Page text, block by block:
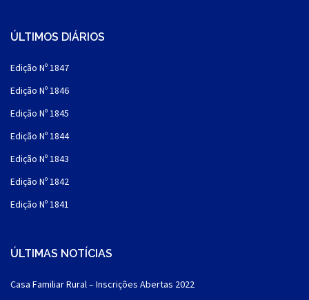
ÚLTIMOS DIÁRIOS
Edição Nº 1847
Edição Nº 1846
Edição Nº 1845
Edição Nº 1844
Edição Nº 1843
Edição Nº 1842
Edição Nº 1841
ÚLTIMAS NOTÍCIAS
Casa Familiar Rural – Inscrições Abertas 2022